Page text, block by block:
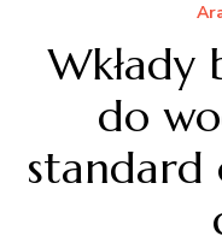
Wkłady
do
standard